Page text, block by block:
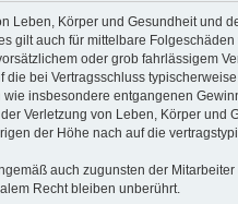
Leben, Körper und Gesundheit
gilt auch für mittelbare
oder grob fahrlässigem
bei Vertragsschluss
insbesondere entgangenen
Verletzung von Leben, Körper
der Höhe nach auf die
auch zugunsten der
Recht bleiben unberührt.